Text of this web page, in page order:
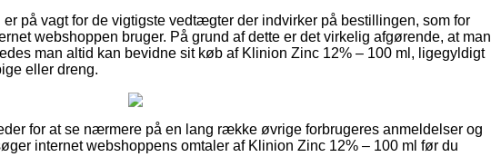
på vagt for de vigtigste vedtægter der indvirker på bestillingen, som for
webshoppen bruger. På grund af dette er det virkelig afgørende, at man
man altid kan bevidne sit køb af Klinion Zinc 12% – 100 ml, ligegyldigt
eller dreng.
for at se nærmere på en lang række øvrige forbrugeres anmeldelser og
internet webshoppens omtaler af Klinion Zinc 12% – 100 ml før du